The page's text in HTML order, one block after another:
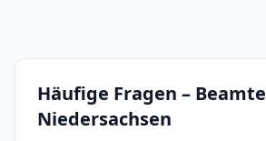
Häufige Fragen – Beamte
Niedersachsen